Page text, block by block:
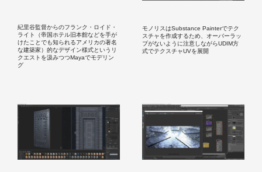
紀里谷監督からのフランク・ロイド・
ライト（帝国ホテル旧本館などを手が
けたことでも知られるアメリカの著名
な建築家）的なデザイン様式というリ
クエストを汲みつつMayaでモデリン
グ
モノリスはSubstance Painterでテク
スチャを作成するため、オーバーラッ
プがないように注意しながらUDIM方
式でテクスチャUVを展開